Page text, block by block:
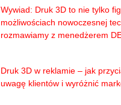
Wywiad: Druk 3D to nie tylko
możliwościach nowoczesnej
rozmawiamy z menedżerem
Druk 3D w reklamie – jak
uwagę klientów i wyróżnić